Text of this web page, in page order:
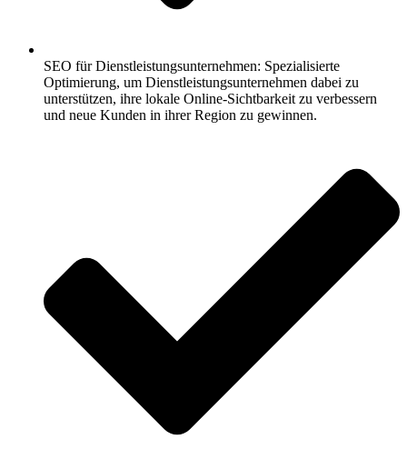
SEO für Dienstleistungsunternehmen: Spezialisierte
Optimierung, um Dienstleistungsunternehmen dabei zu
unterstützen, ihre lokale Online-Sichtbarkeit zu verbessern
und neue Kunden in ihrer Region zu gewinnen.